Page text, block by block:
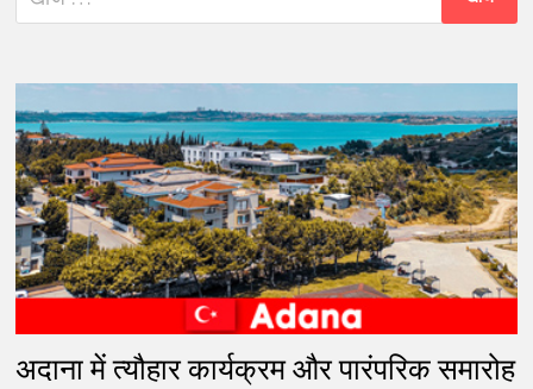
को
अदाना में त्यौहार कार्यक्रम और पारंपरिक समारोह